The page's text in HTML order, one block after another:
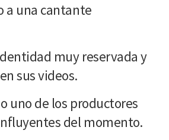
a una cantante
muy reservada y
sus videos.
uno de los productores
del momento.